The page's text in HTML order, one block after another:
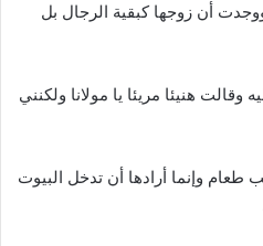
أن زوجها كبقية الرجال بل
هنيئا مريئا يا مولانا ولكنني
وإنما أرادها أن تدخل البيوت